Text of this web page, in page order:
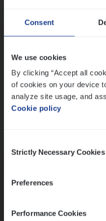
Consent
We use cookies
By clicking “Accept all
of cookies on your device
analyze site usage, and
Cookie policy
Selection
Strictly Necessary Cookies
Preferences
Performance Cookies
Ons